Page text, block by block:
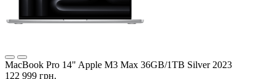
MacBook Pro 14" Apple M3 Max 36GB/1TB Silver 2023
122 999 грн.